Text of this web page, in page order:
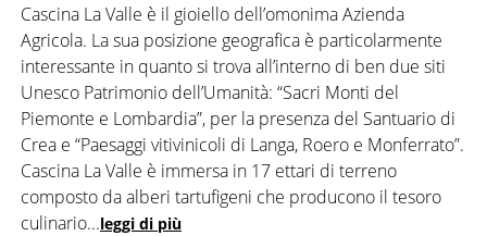
Cascina La Valle è il gioiello dell’omonima Azienda
Agricola. La sua posizione geografica è particolarmente
interessante in quanto si trova all’interno di ben due siti
Unesco Patrimonio dell’Umanità: “Sacri Monti del
Piemonte e Lombardia”, per la presenza del Santuario di
Crea e “Paesaggi vitivinicoli di Langa, Roero e Monferrato”.
Cascina La Valle è immersa in 17 ettari di terreno
composto da alberi tartufigeni che producono il tesoro
culinario...leggi di più